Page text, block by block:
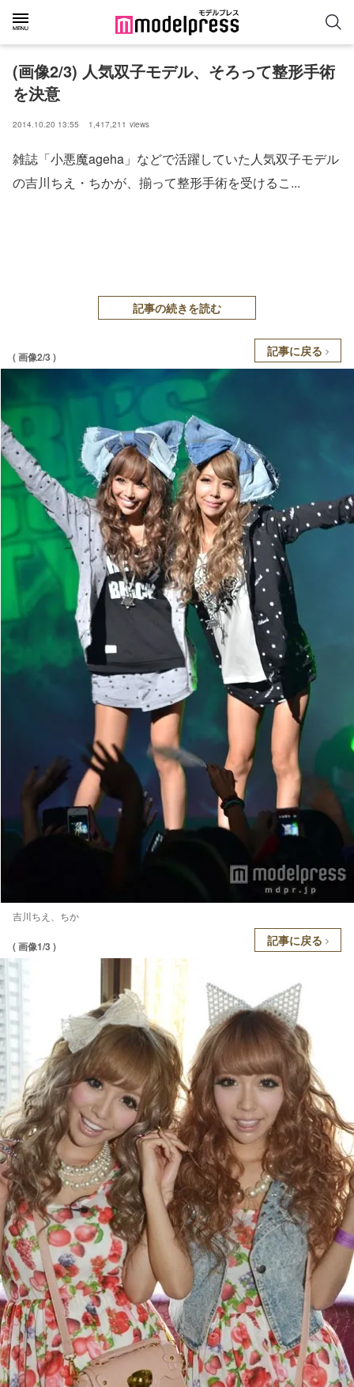
(画像2/3) 人気双子モデル、そろって整形手術
を決意
2014.10.20 13:55 1,417,211 views
雑誌「小悪魔ageha」などで活躍していた人気双子モデル
の吉川ちえ・ちかが、揃って整形手術を受けるこ...
記事の続きを読む
( 画像2/3 ) 記事に戻る
吉川ちえ、ちか
( 画像1/3 ) 記事に戻る